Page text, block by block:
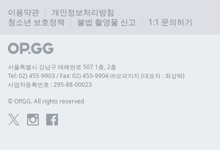
이용약관
개인정보처리방침
청소년 보호정책
불법 촬영물 신고 1:1 문의하기
서울특별시 강남구 테헤란로 507 1층, 2층
Tel: 02) 455-9903 / Fax: 02) 455-9904 ㈜오피지지 (대표자 : 최상락)
사업자등록번호 : 295-88-00023
© OP.GG. All rights reserved